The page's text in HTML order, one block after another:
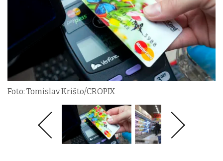
Foto: Tomislav Krišto/CROPIX